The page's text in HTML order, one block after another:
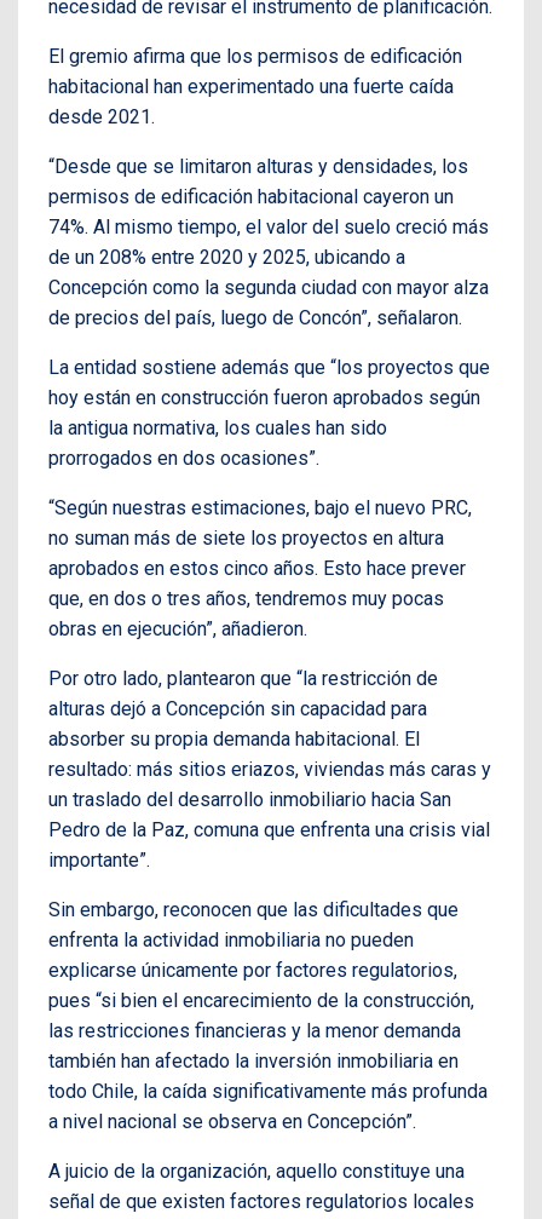
necesidad de revisar el instrumento de planificación.
El gremio afirma que los permisos de edificación
habitacional han experimentado una fuerte caída
desde 2021.
“Desde que se limitaron alturas y densidades, los
permisos de edificación habitacional cayeron un
74%. Al mismo tiempo, el valor del suelo creció más
de un 208% entre 2020 y 2025, ubicando a
Concepción como la segunda ciudad con mayor alza
de precios del país, luego de Concón”, señalaron.
La entidad sostiene además que “los proyectos que
hoy están en construcción fueron aprobados según
la antigua normativa, los cuales han sido
prorrogados en dos ocasiones”.
“Según nuestras estimaciones, bajo el nuevo PRC,
no suman más de siete los proyectos en altura
aprobados en estos cinco años. Esto hace prever
que, en dos o tres años, tendremos muy pocas
obras en ejecución”, añadieron.
Por otro lado, plantearon que “la restricción de
alturas dejó a Concepción sin capacidad para
absorber su propia demanda habitacional. El
resultado: más sitios eriazos, viviendas más caras y
un traslado del desarrollo inmobiliario hacia San
Pedro de la Paz, comuna que enfrenta una crisis vial
importante”.
Sin embargo, reconocen que las dificultades que
enfrenta la actividad inmobiliaria no pueden
explicarse únicamente por factores regulatorios,
pues “si bien el encarecimiento de la construcción,
las restricciones financieras y la menor demanda
también han afectado la inversión inmobiliaria en
todo Chile, la caída significativamente más profunda
a nivel nacional se observa en Concepción”.
A juicio de la organización, aquello constituye una
señal de que existen factores regulatorios locales